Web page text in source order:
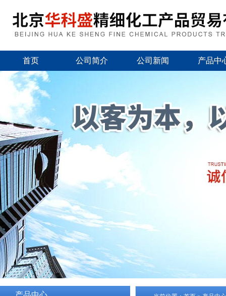
首页 公司简介 公司新闻 产品中